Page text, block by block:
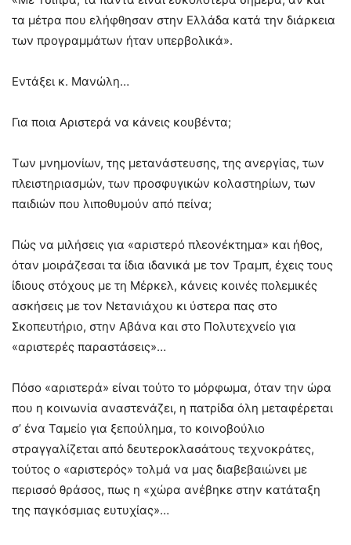
τα μέτρα που ελήφθησαν στην Ελλάδα κατά την διάρκεια
των προγραμμάτων ήταν υπερβολικά».
Εντάξει κ. Μανώλη…
Για ποια Αριστερά να κάνεις κουβέντα;
Των μνημονίων, της μετανάστευσης, της ανεργίας, των
πλειστηριασμών, των προσφυγικών κολαστηρίων, των
παιδιών που λιποθυμούν από πείνα;
Πώς να μιλήσεις για «αριστερό πλεονέκτημα» και ήθος,
όταν μοιράζεσαι τα ίδια ιδανικά με τον Τραμπ, έχεις τους
ίδιους στόχους με τη Μέρκελ, κάνεις κοινές πολεμικές
ασκήσεις με τον Νετανιάχου κι ύστερα πας στο
Σκοπευτήριο, στην Αβάνα και στο Πολυτεχνείο για
«αριστερές παραστάσεις»…
Πόσο «αριστερά» είναι τούτο το μόρφωμα, όταν την ώρα
που η κοινωνία αναστενάζει, η πατρίδα όλη μεταφέρεται
σ’ ένα Ταμείο για ξεπούλημα, το κοινοβούλιο
στραγγαλίζεται από δευτεροκλασάτους τεχνοκράτες,
τούτος ο «αριστερός» τολμά να μας διαβεβαιώνει με
περισσό θράσος, πως η «χώρα ανέβηκε στην κατάταξη
της παγκόσμιας ευτυχίας»…